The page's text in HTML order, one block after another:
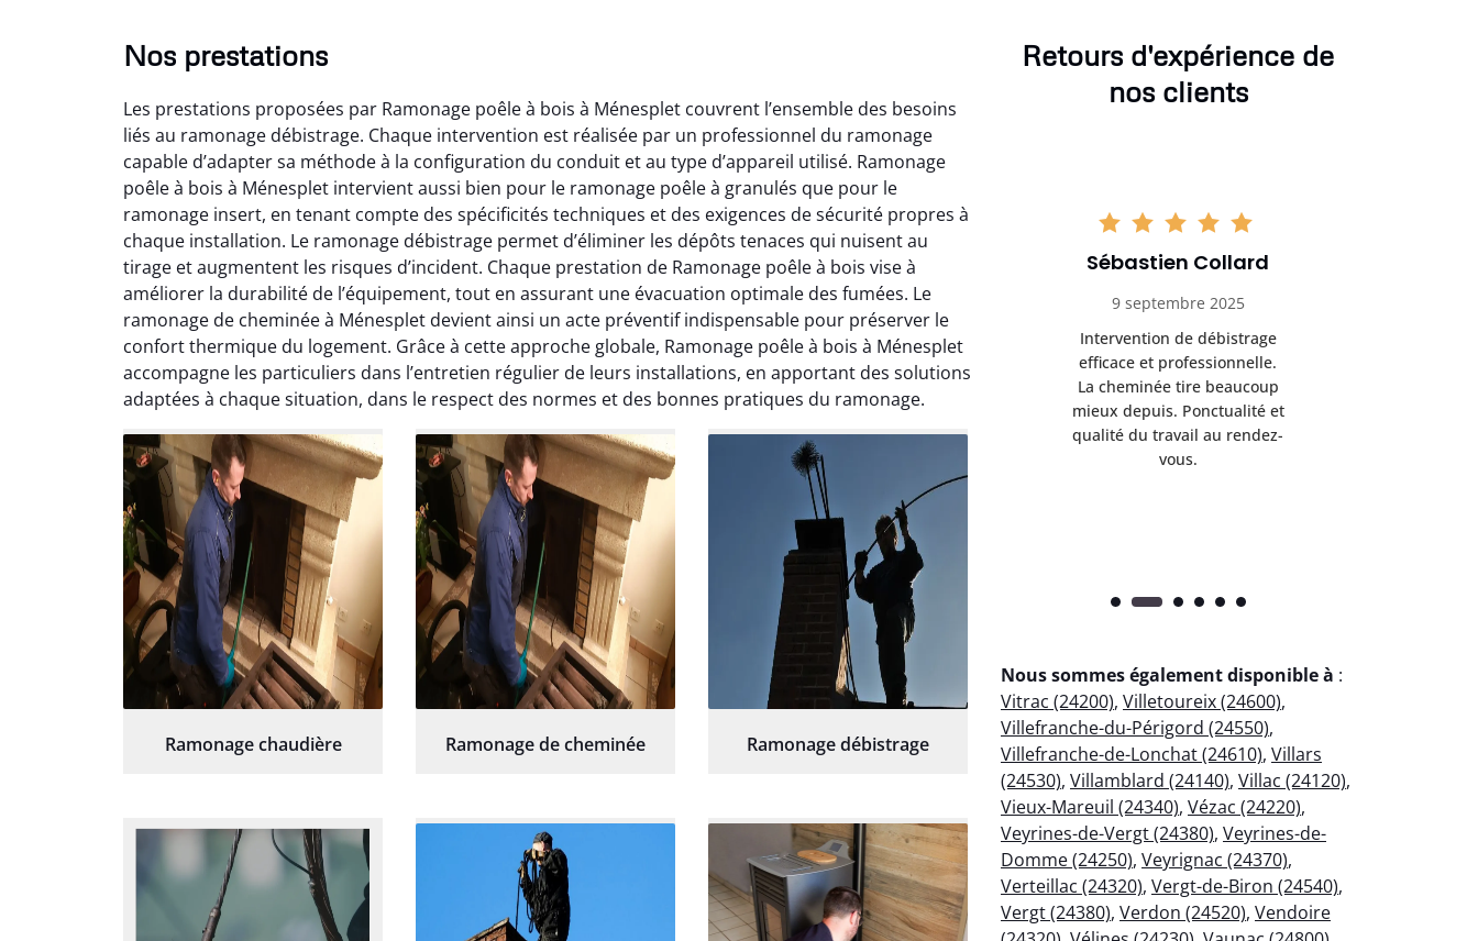
Nos prestations
Les prestations proposées par Ramonage poêle à bois à Ménesplet couvrent l’ensemble des besoins
liés au ramonage débistrage. Chaque intervention est réalisée par un professionnel du ramonage
capable d’adapter sa méthode à la configuration du conduit et au type d’appareil utilisé. Ramonage
poêle à bois à Ménesplet intervient aussi bien pour le ramonage poêle à granulés que pour le
ramonage insert, en tenant compte des spécificités techniques et des exigences de sécurité propres à
chaque installation. Le ramonage débistrage permet d’éliminer les dépôts tenaces qui nuisent au
tirage et augmentent les risques d’incident. Chaque prestation de Ramonage poêle à bois vise à
améliorer la durabilité de l’équipement, tout en assurant une évacuation optimale des fumées. Le
ramonage de cheminée à Ménesplet devient ainsi un acte préventif indispensable pour préserver le
confort thermique du logement. Grâce à cette approche globale, Ramonage poêle à bois à Ménesplet
accompagne les particuliers dans l’entretien régulier de leurs installations, en apportant des solutions
adaptées à chaque situation, dans le respect des normes et des bonnes pratiques du ramonage.
Ramonage chaudière Ramonage de cheminée Ramonage débistrage
Retours d'expérience de
nos clients
Loïc Marchand
24 janvier 2026
Très bon travail de
débistrage et ramonage.
Cheminée parfaitement
nettoyée et fonctionnement
nettement amélioré. Je
recommande sans
hésitation.
Claire Vautrin
21 juin 2025
Ramonage très bien réalisé,
travail propre et soigné.
Toutes les explications ont
été claires et le conduit a été
laissé impeccable. Service
sérieux et rassurant.
Sébastien Collard
9 septembre 2025
Intervention de débistrage
efficace et professionnelle.
La cheminée tire beaucoup
mieux depuis. Ponctualité et
qualité du travail au rendez-
vous.
Nous sommes également disponible à :
Vitrac (24200), Villetoureix (24600),
Villefranche-du-Périgord (24550),
Villefranche-de-Lonchat (24610), Villars
(24530), Villamblard (24140), Villac (24120),
Vieux-Mareuil (24340), Vézac (24220),
Veyrines-de-Vergt (24380), Veyrines-de-
Domme (24250), Veyrignac (24370),
Verteillac (24320), Vergt-de-Biron (24540),
Vergt (24380), Verdon (24520), Vendoire